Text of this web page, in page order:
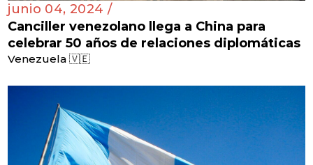
junio 04, 2024 /
Canciller venezolano llega a China para
celebrar 50 años de relaciones diplomáticas
Venezuela 🇻🇪